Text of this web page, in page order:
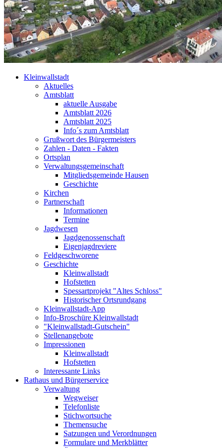
Kleinwallstadt
Aktuelles
Amtsblatt
aktuelle Ausgabe
Amtsblatt 2026
Amtsblatt 2025
Info´s zum Amtsblatt
Grußwort des Bürgermeisters
Zahlen - Daten - Fakten
Ortsplan
Verwaltungsgemeinschaft
Mitgliedsgemeinde Hausen
Geschichte
Kirchen
Partnerschaft
Informationen
Termine
Jagdwesen
Jagdgenossenschaft
Eigenjagdreviere
Feldgeschworene
Geschichte
Kleinwallstadt
Hofstetten
Spessartprojekt "Altes Schloss"
Historischer Ortsrundgang
Kleinwallstadt-App
Info-Broschüre Kleinwallstadt
"Kleinwallstadt-Gutschein"
Stellenangebote
Impressionen
Kleinwallstadt
Hofstetten
Interessante Links
Rathaus und Bürgerservice
Verwaltung
Wegweiser
Telefonliste
Stichwortsuche
Themensuche
Satzungen und Verordnungen
Formulare und Merkblätter